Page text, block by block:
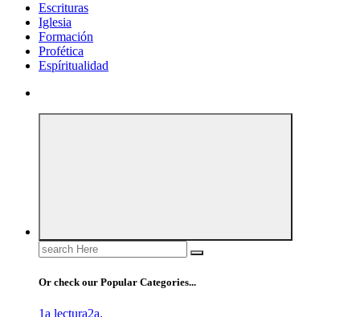
Escrituras
Iglesia
Formación
Profética
Espíritualidad
Search
for:
Or check our Popular Categories...
1a lectura2a.